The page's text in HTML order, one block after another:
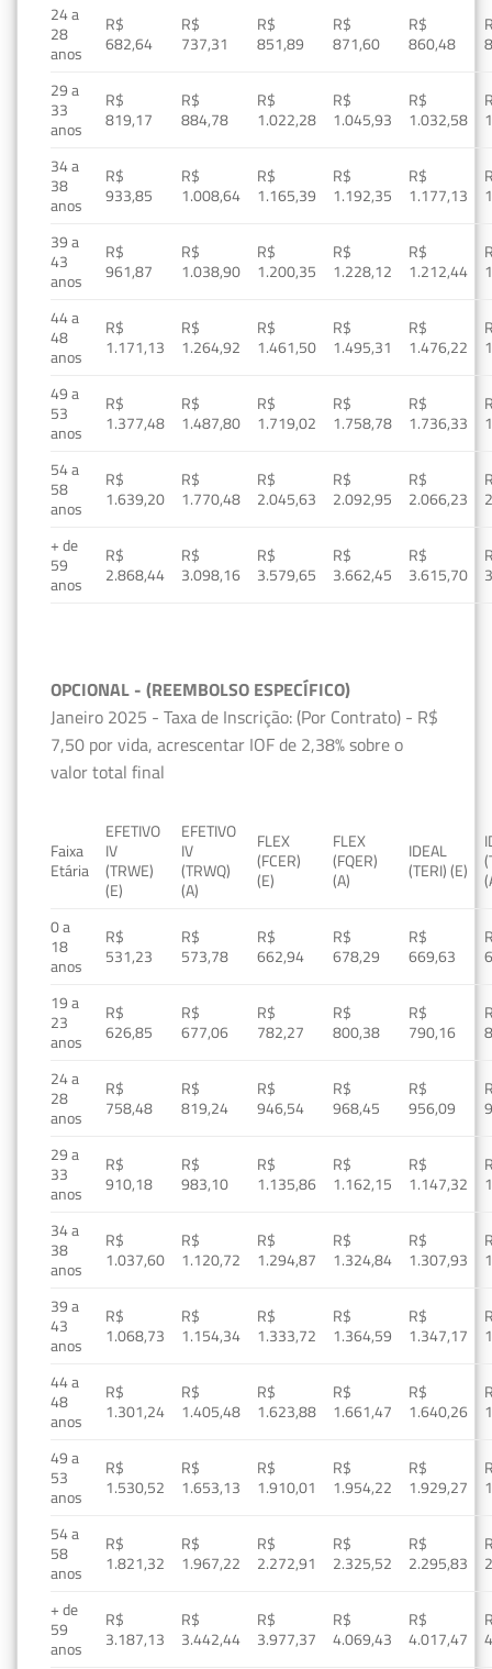
24 a
28
anos
R$
682,64
R$
737,31
R$
851,89
R$
871,60
R$
860,48
29 a
33
anos
R$
819,17
R$
884,78
R$
1.022,28
R$
1.045,93
R$
1.032,58
34 a
38
anos
R$
933,85
R$
1.008,64
R$
1.165,39
R$
1.192,35
R$
1.177,13
39 a
43
anos
R$
961,87
R$
1.038,90
R$
1.200,35
R$
1.228,12
R$
1.212,44
44 a
48
anos
R$
1.171,13
R$
1.264,92
R$
1.461,50
R$
1.495,31
R$
1.476,22
49 a
53
anos
R$
1.377,48
R$
1.487,80
R$
1.719,02
R$
1.758,78
R$
1.736,33
54 a
58
anos
R$
1.639,20
R$
1.770,48
R$
2.045,63
R$
2.092,95
R$
2.066,23
+ de
59
anos
R$
2.868,44
R$
3.098,16
R$
3.579,65
R$
3.662,45
R$
3.615,70
OPCIONAL - (REEMBOLSO ESPECÍFICO)
Janeiro 2025 - Taxa de Inscrição: (Por Contrato) - R$
7,50 por vida, acrescentar IOF de 2,38% sobre o
valor total final
Faixa
Etária
EFETIVO
IV
(TRWE)
(E)
EFETIVO
IV
(TRWQ)
(A)
FLEX
(FCER)
(E)
FLEX
(FQER)
(A)
IDEAL
(TERI) (E)
0 a
18
anos
R$
531,23
R$
573,78
R$
662,94
R$
678,29
R$
669,63
19 a
23
anos
R$
626,85
R$
677,06
R$
782,27
R$
800,38
R$
790,16
24 a
28
anos
R$
758,48
R$
819,24
R$
946,54
R$
968,45
R$
956,09
29 a
33
anos
R$
910,18
R$
983,10
R$
1.135,86
R$
1.162,15
R$
1.147,32
34 a
38
anos
R$
1.037,60
R$
1.120,72
R$
1.294,87
R$
1.324,84
R$
1.307,93
39 a
43
anos
R$
1.068,73
R$
1.154,34
R$
1.333,72
R$
1.364,59
R$
1.347,17
44 a
48
anos
R$
1.301,24
R$
1.405,48
R$
1.623,88
R$
1.661,47
R$
1.640,26
49 a
53
anos
R$
1.530,52
R$
1.653,13
R$
1.910,01
R$
1.954,22
R$
1.929,27
54 a
58
anos
R$
1.821,32
R$
1.967,22
R$
2.272,91
R$
2.325,52
R$
2.295,83
+ de
59
anos
R$
3.187,13
R$
3.442,44
R$
3.977,37
R$
4.069,43
R$
4.017,47